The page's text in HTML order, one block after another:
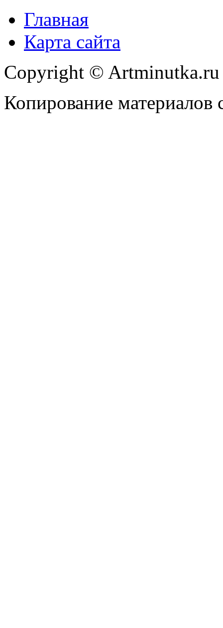
Главная
Карта сайта
Copyright © Artminutka.ru
Копирование материалов